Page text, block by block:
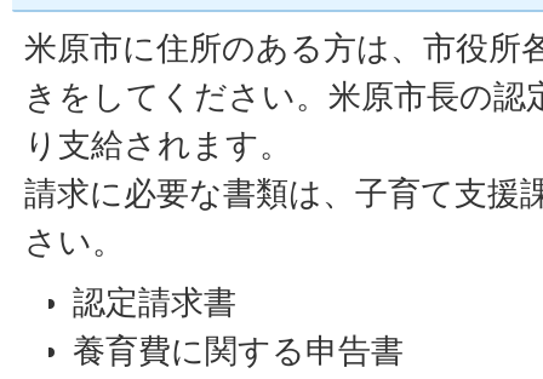
米原市に住所のある方は、市役所
きをしてください。米原市長の認
り支給されます。
請求に必要な書類は、子育て支援
さい。
認定請求書
養育費に関する申告書